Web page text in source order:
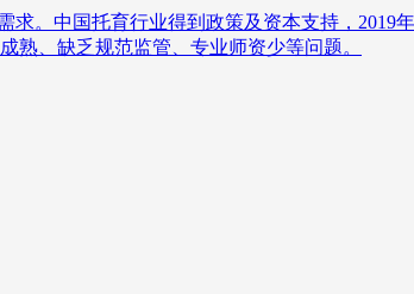
求。中国托育行业得到政策及资本支持，
熟、缺乏规范监管、专业师资少等问题。